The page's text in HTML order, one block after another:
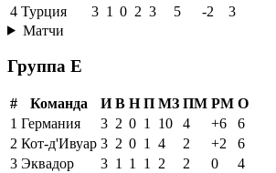
4 Турция 3 1 0 2 3 5 -2
3
Матчи
Группа E
# Команда И В Н П МЗ ПМ РМ О
1 Германия 3 2 0 1 10 4 +6
6
2 Кот-д'Ивуар 3 2 0 1 4 2 +2
6
3 Эквадор 3 1 1 1 2 2 0
4